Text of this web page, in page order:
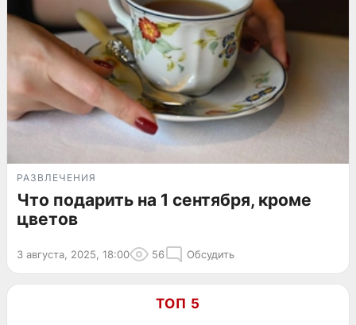
РАЗВЛЕЧЕНИЯ
Что подарить на 1 сентября, кроме
цветов
3 августа, 2025, 18:00 56 Обсудить
ТОП 5